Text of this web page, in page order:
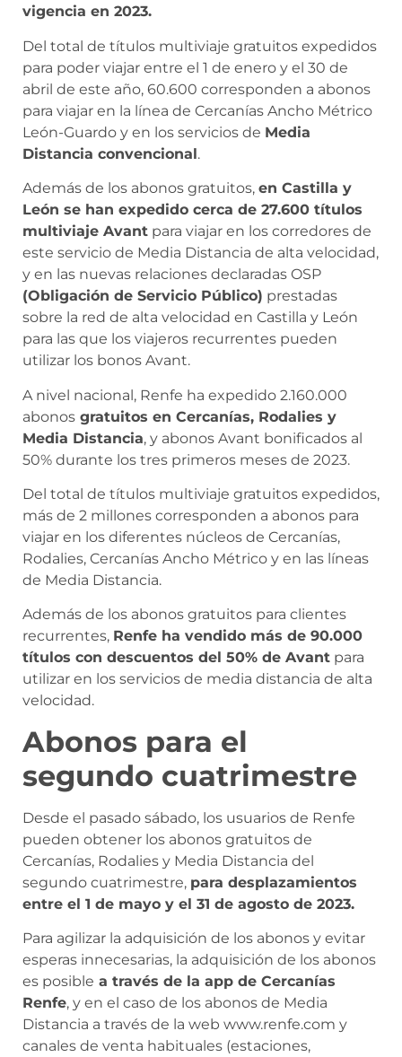
vigencia en 2023.
Del total de títulos multiviaje gratuitos expedidos
para poder viajar entre el 1 de enero y el 30 de
abril de este año, 60.600 corresponden a abonos
para viajar en la línea de Cercanías Ancho Métrico
León-Guardo y en los servicios de Media
Distancia convencional.
Además de los abonos gratuitos, en Castilla y
León se han expedido cerca de 27.600 títulos
multiviaje Avant para viajar en los corredores de
este servicio de Media Distancia de alta velocidad,
y en las nuevas relaciones declaradas OSP
(Obligación de Servicio Público) prestadas
sobre la red de alta velocidad en Castilla y León
para las que los viajeros recurrentes pueden
utilizar los bonos Avant.
A nivel nacional, Renfe ha expedido 2.160.000
abonos gratuitos en Cercanías, Rodalies y
Media Distancia, y abonos Avant bonificados al
50% durante los tres primeros meses de 2023.
Del total de títulos multiviaje gratuitos expedidos,
más de 2 millones corresponden a abonos para
viajar en los diferentes núcleos de Cercanías,
Rodalies, Cercanías Ancho Métrico y en las líneas
de Media Distancia.
Además de los abonos gratuitos para clientes
recurrentes, Renfe ha vendido más de 90.000
títulos con descuentos del 50% de Avant para
utilizar en los servicios de media distancia de alta
velocidad.
Abonos para el
segundo cuatrimestre
Desde el pasado sábado, los usuarios de Renfe
pueden obtener los abonos gratuitos de
Cercanías, Rodalies y Media Distancia del
segundo cuatrimestre, para desplazamientos
entre el 1 de mayo y el 31 de agosto de 2023.
Para agilizar la adquisición de los abonos y evitar
esperas innecesarias, la adquisición de los abonos
es posible a través de la app de Cercanías
Renfe, y en el caso de los abonos de Media
Distancia a través de la web www.renfe.com y
canales de venta habituales (estaciones,